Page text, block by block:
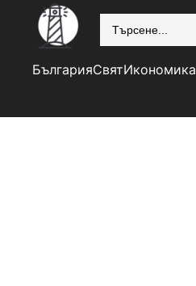
БългарияСвятИкономика